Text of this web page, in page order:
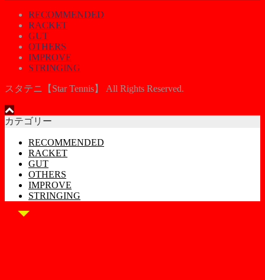
RECOMMENDED
RACKET
GUT
OTHERS
IMPROVE
STRINGING
スタテニ【Star Tennis】 All Rights Reserved.
カテゴリー
RECOMMENDED
RACKET
GUT
OTHERS
IMPROVE
STRINGING